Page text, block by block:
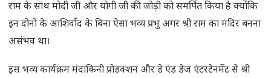
राम के साथ मोदी जी और योगी जी की जोड़ी को समर्पित किया है क्योंकि
इन दोनो के आशिर्वाद के बिना ऐसा भव्य प्रभु अगर श्री राम का मंदिर बनना
असंभव था।
इस भव्य कार्यक्रम मंदाकिनी प्रोडक्शन और डे एंड डेज एंटरटेनमेंट से श्री